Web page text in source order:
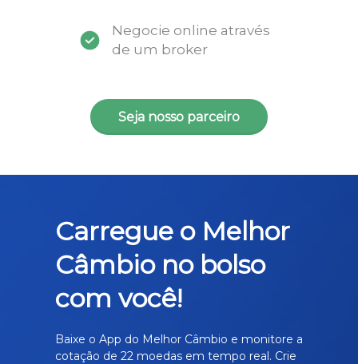
Negocie online através
de um broker
Seja nosso parceiro
Carregue o Melhor
Câmbio no bolso
com você!
Baixe o App do Melhor Câmbio e monitore a
cotação de 22 moedas em tempo real. Crie